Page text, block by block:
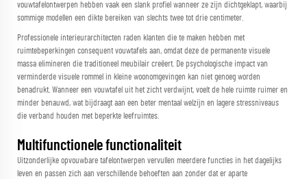
vouwtafelontwerpen hebben vaak een slank profiel wanneer ze zijn dichtgeklapt, waarbij
sommige modellen een dikte bereiken van slechts twee tot drie centimeter.
Professionele interieurarchitecten raden klanten die te maken hebben met
ruimtebeperkingen consequent vouwtafels aan, omdat deze de permanente visuele
massa elimineren die traditioneel meubilair creëert. De psychologische impact van
verminderde visuele rommel in kleine woonomgevingen kan niet genoeg worden
benadrukt. Wanneer een vouwtafel uit het zicht verdwijnt, voelt de hele ruimte ruimer en
minder benauwd, wat bijdraagt aan een beter mentaal welzijn en lagere stressniveaus
die verband houden met beperkte leefruimtes.
Multifunctionele functionaliteit
Uitzonderlijke opvouwbare tafelontwerpen vervullen meerdere functies in het dagelijks
leven en passen zich aan verschillende behoeften aan zonder dat er aparte